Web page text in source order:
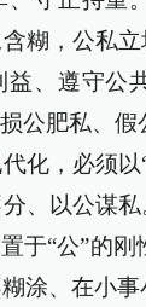
糊，公私立
益、遵守公
公肥私、假
化，必须
、以公谋
于“公”的
涂、在小事